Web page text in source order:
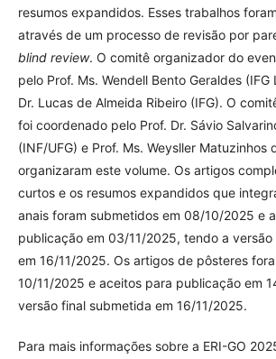
resumos expandidos. Esses trabalhos
através de um processo de revisão por
blind review. O comitê organizador do
pelo Prof. Ms. Wendell Bento Geraldes (IFG
Dr. Lucas de Almeida Ribeiro (IFG). O
foi coordenado pelo Prof. Dr. Sávio
(INF/UFG) e Prof. Ms. Weysller Matuzinhos
organizaram este volume. Os artigos
curtos e os resumos expandidos que
anais foram submetidos em 08/10/2025 e
publicação em 03/11/2025, tendo a
em 16/11/2025. Os artigos de pôsteres
10/11/2025 e aceitos para publicação em
versão final submetida em 16/11/2025.
Para mais informações sobre a ERI-GO